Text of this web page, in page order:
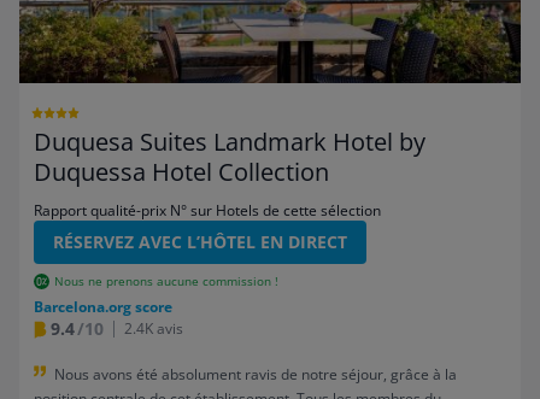
Duquesa Suites Landmark Hotel by
Duquessa Hotel Collection
Rapport qualité-prix N° sur Hotels de cette sélection
RÉSERVEZ AVEC L’HÔTEL EN DIRECT
Nous ne prenons aucune commission !
Barcelona.org score
9.4/10 2.4K avis
Nous avons été absolument ravis de notre séjour, grâce à la